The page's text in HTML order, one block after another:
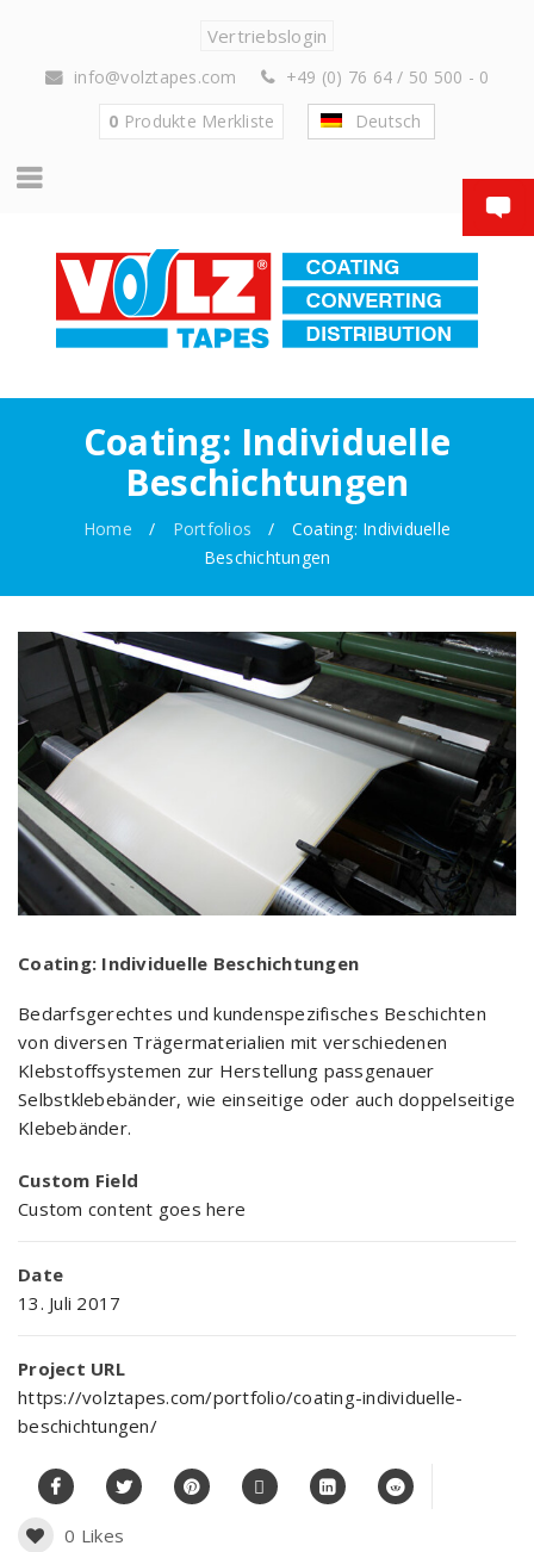
Vertriebslogin
info@volztapes.com
+49 (0) 76 64 / 50 500 - 0
0 Produkte Merkliste Deutsch
Coating: Individuelle
Beschichtungen
Home / Portfolios /
Coating: Individuelle
Beschichtungen
Coating: Individuelle Beschichtungen
Bedarfsgerechtes und kundenspezifisches Beschichten
von diversen Trägermaterialien mit verschiedenen
Klebstoffsystemen zur Herstellung passgenauer
Selbstklebebänder, wie einseitige oder auch doppelseitige
Klebebänder.
Custom Field
Custom content goes here
Date
13. Juli 2017
Project URL
https://volztapes.com/portfolio/coating-individuelle-
beschichtungen/
0 Likes